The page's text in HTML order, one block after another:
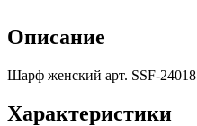
Описание
Шарф женский арт. SSF-24018
Характеристики